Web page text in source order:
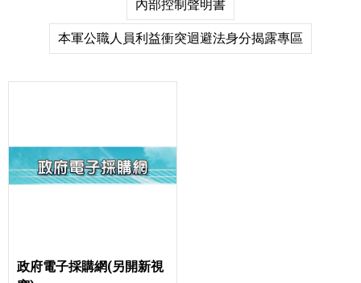
內部控制聲明書
本軍公職人員利益衝突迴避法身分揭露專區
政府電子採購網(另開新視